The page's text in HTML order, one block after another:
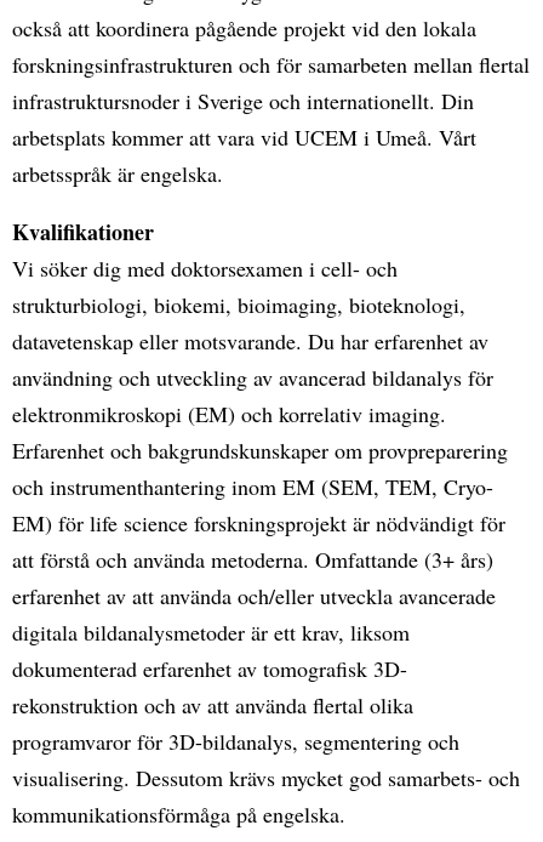
också att koordinera pågående projekt vid den lokala
forskningsinfrastrukturen och för samarbeten mellan flertal
infrastruktursnoder i Sverige och internationellt. Din
arbetsplats kommer att vara vid UCEM i Umeå. Vårt
arbetsspråk är engelska.
Kvalifikationer
Vi söker dig med doktorsexamen i cell- och
strukturbiologi, biokemi, bioimaging, bioteknologi,
datavetenskap eller motsvarande. Du har erfarenhet av
användning och utveckling av avancerad bildanalys för
elektronmikroskopi (EM) och korrelativ imaging.
Erfarenhet och bakgrundskunskaper om provpreparering
och instrumenthantering inom EM (SEM, TEM, Cryo-
EM) för life science forskningsprojekt är nödvändigt för
att förstå och använda metoderna. Omfattande (3+ års)
erfarenhet av att använda och/eller utveckla avancerade
digitala bildanalysmetoder är ett krav, liksom
dokumenterad erfarenhet av tomografisk 3D-
rekonstruktion och av att använda flertal olika
programvaror för 3D-bildanalys, segmentering och
visualisering. Dessutom krävs mycket god samarbets- och
kommunikationsförmåga på engelska.